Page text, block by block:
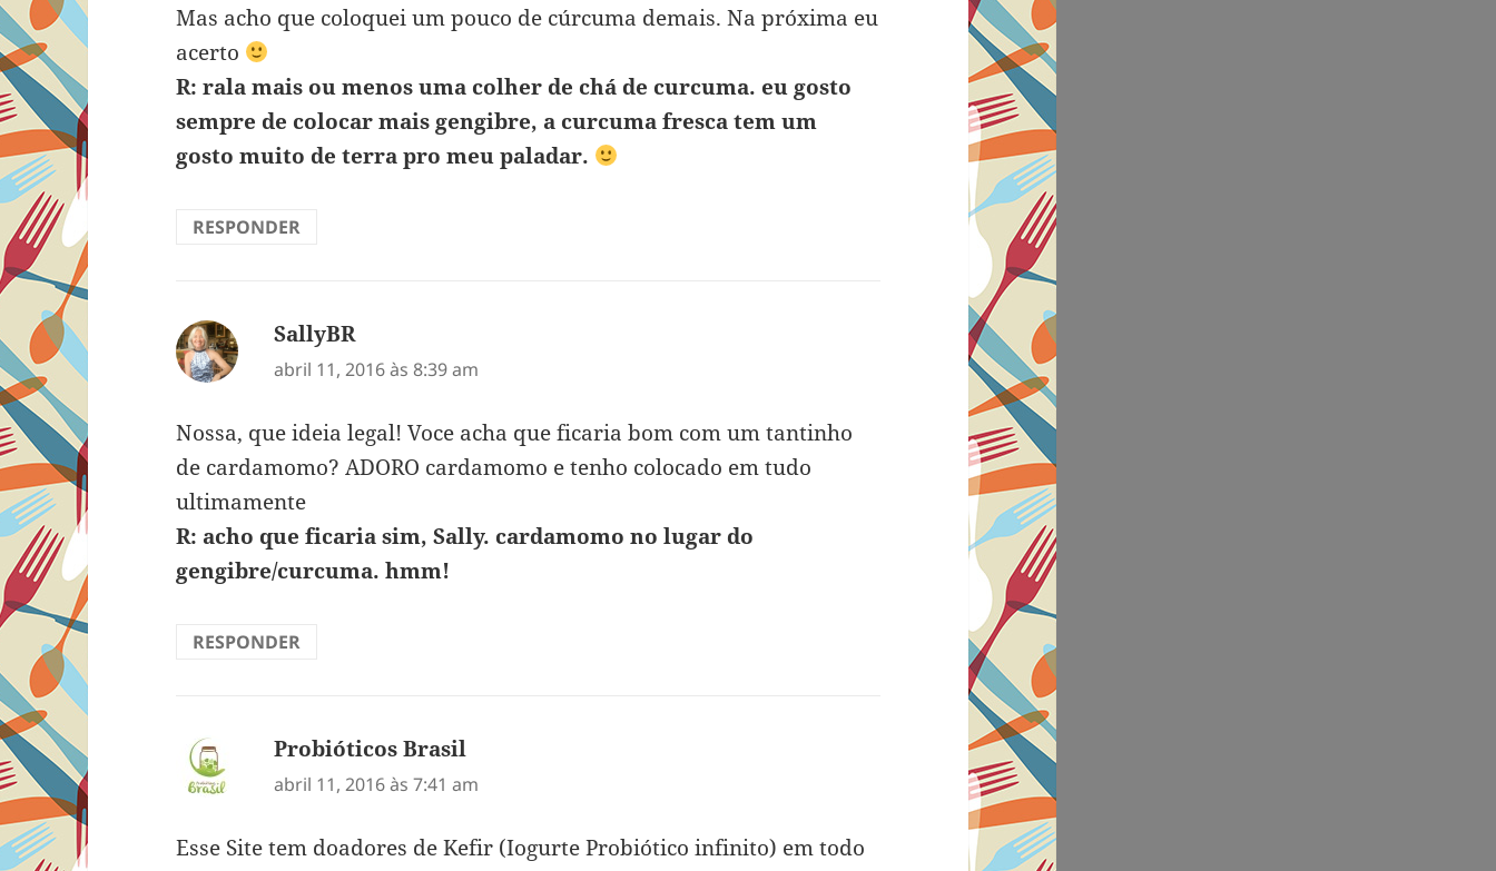
Mas acho que coloquei um pouco de cúrcuma demais. Na próxima eu
acerto
R: rala mais ou menos uma colher de chá de curcuma. eu gosto
sempre de colocar mais gengibre, a curcuma fresca tem um
gosto muito de terra pro meu paladar.
RESPONDER
SallyBRdisse:
abril 11, 2016 às 8:39 am
Nossa, que ideia legal! Voce acha que ficaria bom com um tantinho
de cardamomo? ADORO cardamomo e tenho colocado em tudo
ultimamente
R: acho que ficaria sim, Sally. cardamomo no lugar do
gengibre/curcuma. hmm!
RESPONDER
Probióticos Brasil
abril 11, 2016 às 7:41 am
Esse Site tem doadores de Kefir (Iogurte Probiótico infinito) em todo